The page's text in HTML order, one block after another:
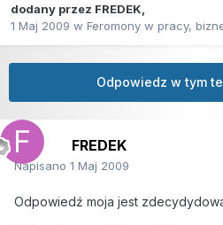
dodany przez FREDEK,
1 Maj 2009 w Feromony w pracy,
Odpowiedz w tym
FREDEK
Napisano 1 Maj 2009
Odpowiedź moja jest